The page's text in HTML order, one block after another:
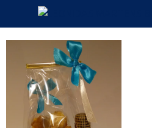
direct
naar
hoofdinhoud